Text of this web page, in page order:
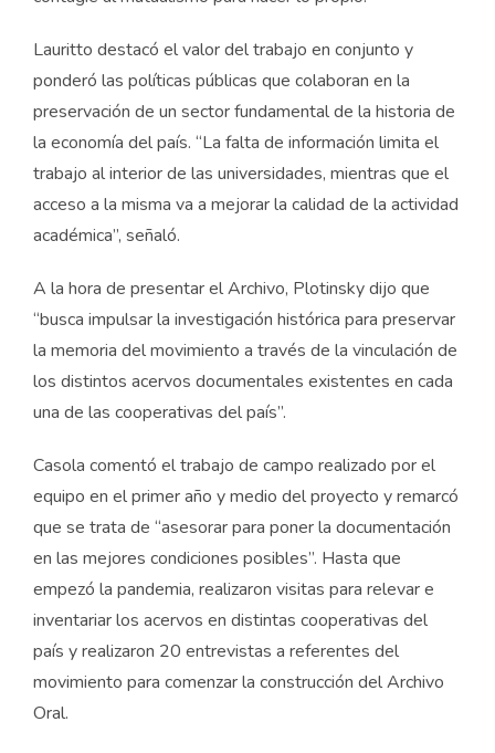
Lauritto destacó el valor del trabajo en conjunto y
ponderó las políticas públicas que colaboran en la
preservación de un sector fundamental de la historia de
la economía del país. “La falta de información limita el
trabajo al interior de las universidades, mientras que el
acceso a la misma va a mejorar la calidad de la actividad
académica”, señaló.
A la hora de presentar el Archivo, Plotinsky dijo que
“busca impulsar la investigación histórica para preservar
la memoria del movimiento a través de la vinculación de
los distintos acervos documentales existentes en cada
una de las cooperativas del país”.
Casola comentó el trabajo de campo realizado por el
equipo en el primer año y medio del proyecto y remarcó
que se trata de “asesorar para poner la documentación
en las mejores condiciones posibles”. Hasta que
empezó la pandemia, realizaron visitas para relevar e
inventariar los acervos en distintas cooperativas del
país y realizaron 20 entrevistas a referentes del
movimiento para comenzar la construcción del Archivo
Oral.